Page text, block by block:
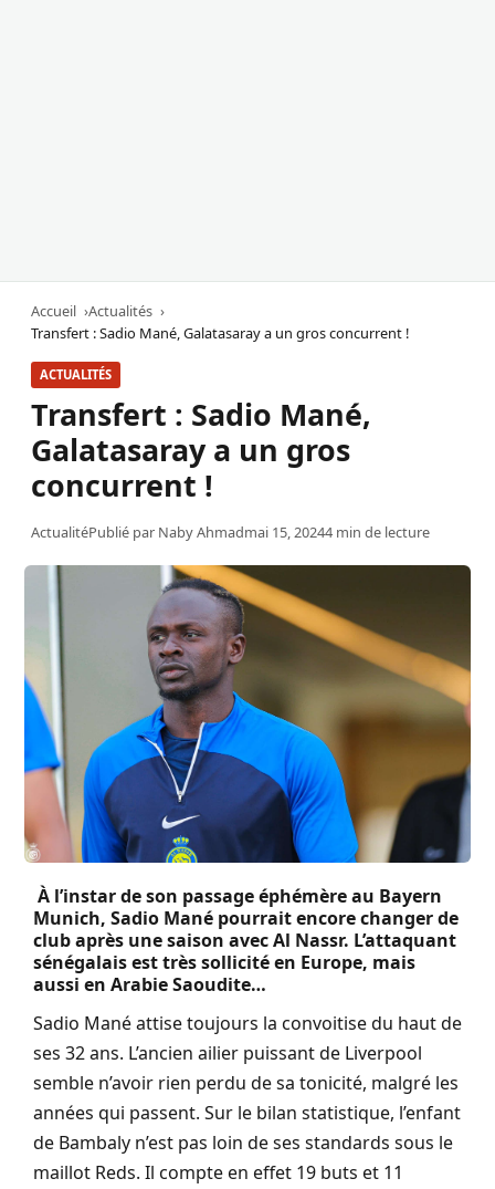
Accueil
Actualités
Transfert : Sadio Mané, Galatasaray a un gros concurrent !
ACTUALITÉS
Transfert : Sadio Mané,
Galatasaray a un gros
concurrent !
ActualitéPublié par Naby Ahmadmai 15, 20244 min de lecture
À l’instar de son passage éphémère au Bayern
Munich, Sadio Mané pourrait encore changer de
club après une saison avec Al Nassr. L’attaquant
sénégalais est très sollicité en Europe, mais
aussi en Arabie Saoudite…
Sadio Mané attise toujours la convoitise du haut de
ses 32 ans. L’ancien ailier puissant de Liverpool
semble n’avoir rien perdu de sa tonicité, malgré les
années qui passent. Sur le bilan statistique, l’enfant
de Bambaly n’est pas loin de ses standards sous le
maillot Reds. Il compte en effet 19 buts et 11